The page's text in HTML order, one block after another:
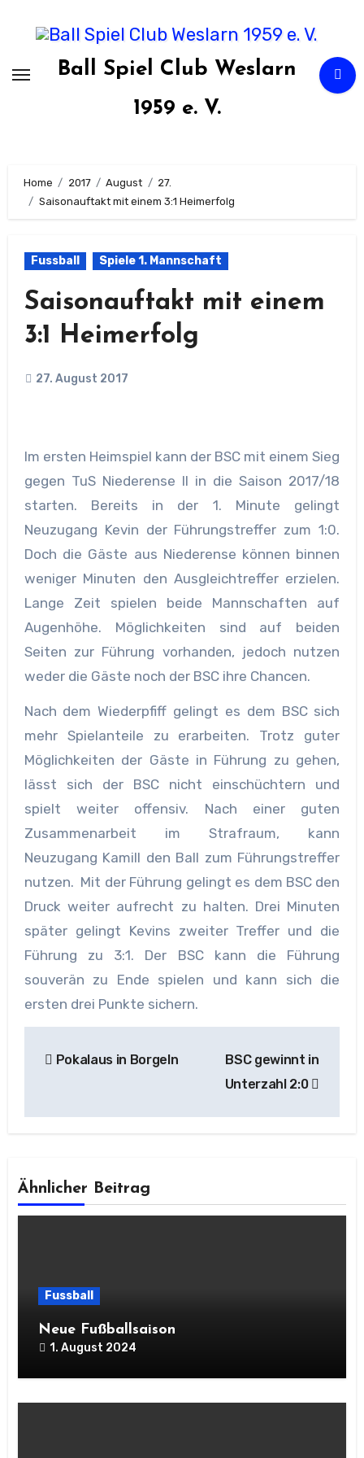
Ball Spiel Club Weslarn
1959 e. V.
Home 2017 August
27.
Saisonauftakt mit einem 3:1 Heimerfolg
Fussball Spiele 1. Mannschaft
Saisonauftakt mit einem
3:1 Heimerfolg
27. August 2017
Im ersten Heimspiel kann der BSC mit einem Sieg
gegen TuS Niederense II in die Saison 2017/18
starten. Bereits in der 1. Minute gelingt
Neuzugang Kevin der Führungstreffer zum 1:0.
Doch die Gäste aus Niederense können binnen
weniger Minuten den Ausgleichtreffer erzielen.
Lange Zeit spielen beide Mannschaften auf
Augenhöhe. Möglichkeiten sind auf beiden
Seiten zur Führung vorhanden, jedoch nutzen
weder die Gäste noch der BSC ihre Chancen.
Nach dem Wiederpfiff gelingt es dem BSC sich
mehr Spielanteile zu erarbeiten. Trotz guter
Möglichkeiten der Gäste in Führung zu gehen,
lässt sich der BSC nicht einschüchtern und
spielt weiter offensiv. Nach einer guten
Zusammenarbeit im Strafraum, kann
Neuzugang Kamill den Ball zum Führungstreffer
nutzen. Mit der Führung gelingt es dem BSC den
Druck weiter aufrecht zu halten. Drei Minuten
später gelingt Kevins zweiter Treffer und die
Führung zu 3:1. Der BSC kann die Führung
souverän zu Ende spielen und kann sich die
ersten drei Punkte sichern.
Pokalaus in Borgeln
BSC gewinnt in
Unterzahl 2:0
Ähnlicher Beitrag
Fussball
Neue Fußballsaison
1. August 2024